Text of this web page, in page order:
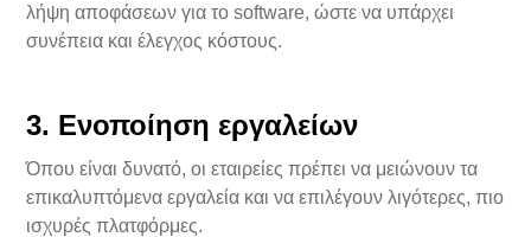
λήψη αποφάσεων για το software, ώστε να υπάρχει
συνέπεια και έλεγχος κόστους.
3. Ενοποίηση εργαλείων
Όπου είναι δυνατό, οι εταιρείες πρέπει να μειώνουν τα
επικαλυπτόμενα εργαλεία και να επιλέγουν λιγότερες, πιο
ισχυρές πλατφόρμες.